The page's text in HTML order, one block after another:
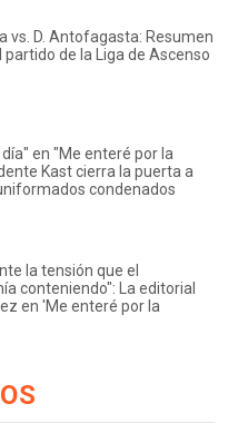
vs. D. Antofagasta: Resumen
de la Liga de Ascenso
en "Me enteré por la
Kast cierra la puerta a
condenados
la tensión que el
conteniendo": La editorial
en 'Me enteré por la